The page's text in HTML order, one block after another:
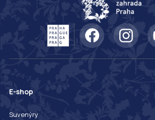
E-shop
Suvenýry